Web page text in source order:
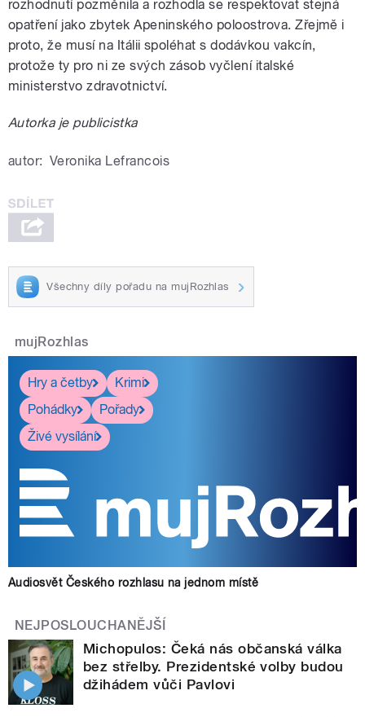
rozhodnutí pozměnila a rozhodla se respektovat stejná
opatření jako zbytek Apeninského poloostrova. Zřejmě i
proto, že musí na Itálii spoléhat s dodávkou vakcín,
protože ty pro ni ze svých zásob vyčlení italské
ministerstvo zdravotnictví.
Autorka je publicistka
autor: Veronika Lefrancois
Všechny díly pořadu na mujRozhlas
mujRozhlas
Hry a četby
Krimi
Pohádky
Pořady
Živé vysílání
Audiosvět Českého rozhlasu na jednom místě
NEJPOSLOUCHANĚJŠÍ
Michopulos: Čeká nás občanská válka
bez střelby. Prezidentské volby budou
džihádem vůči Pavlovi